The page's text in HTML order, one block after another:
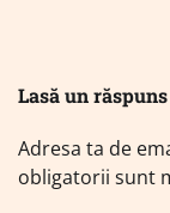
Lasă un răspuns
Adresa ta de
obligatorii sunt